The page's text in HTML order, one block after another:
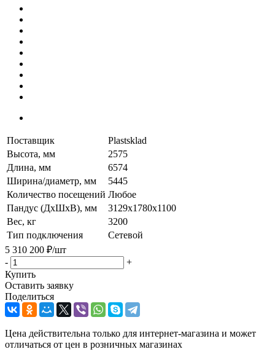
Поставщик
Plastsklad
Высота, мм
2575
Длина, мм
6574
Ширина/диаметр, мм
5445
Количество посещений Любое
Пандус (ДхШхВ), мм
3129х1780х1100
Вес, кг
3200
Тип подключения
Сетевой
5 310 200 ₽/шт
-
+
Купить
Оставить заявку
Поделиться
Цена действительна только для интернет-магазина и может
отличаться от цен в розничных магазинах